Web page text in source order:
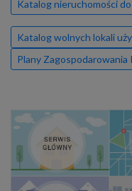
Katalog nieruchomości do
Katalog wolnych lokali
Plany